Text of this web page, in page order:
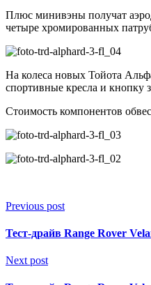
Плюс минивэны получат
четыре хромированных
На колеса новых Тойота
спортивные кресла и кнопку
Стоимость компонентов
Previous post
Тест-драйв Range Rover
Next post